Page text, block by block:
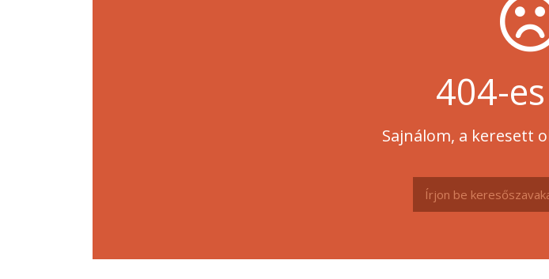
404-
Sajnálom, a keresett